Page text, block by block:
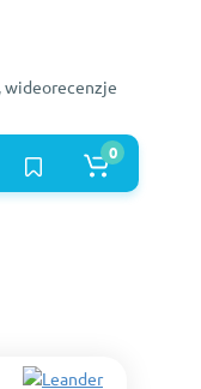
wideorecenzje
0